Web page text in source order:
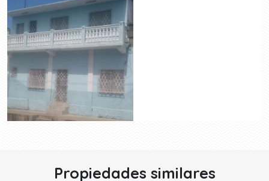
Propiedades similares